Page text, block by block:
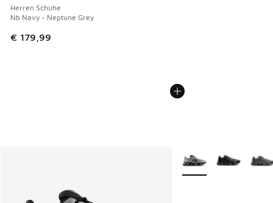
Herren Schuhe
Nb Navy - Neptune Grey
€ 179,99
Weitere Farben